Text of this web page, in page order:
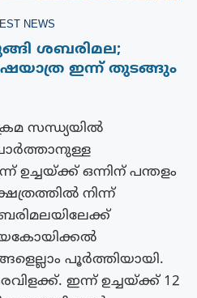
NEWS
ശബരിമല;
ഇന്ന് തുടങ്ങും
സന്ധ്യയി​ൽ
ഒന്നിന് പന്തളം
നിന്ന്
പൂർത്തിയായി.
ഇന്ന് ഉച്ചയ്ക്ക് 12